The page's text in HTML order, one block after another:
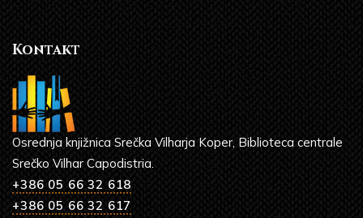
Kontakt
Osrednja knjižnica Srečka Vilharja Koper, Biblioteca centrale
Srečko Vilhar Capodistria.
+386 05 66 32 618
+386 05 66 32 617